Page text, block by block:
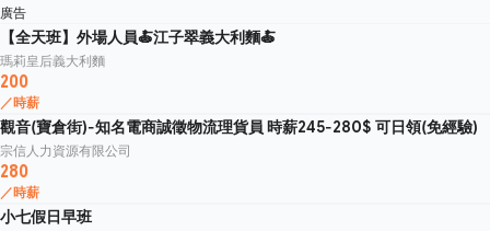
廣告
【全天班】外場人員🍝江子翠義大利麵🍝
瑪莉皇后義大利麵
200
／時薪
觀音(寶倉街)-知名電商誠徵物流理貨員 時薪245-280$ 可日領(免經驗)
宗信人力資源有限公司
280
／時薪
小七假日早班